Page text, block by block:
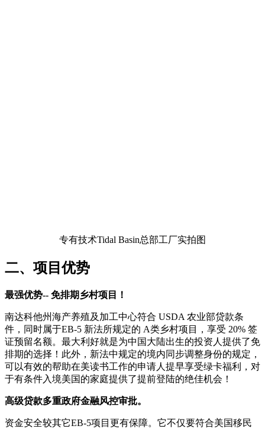
专有技术Tidal Basin总部工厂实拍图
二、项目优势
最强优势-- 免排期乡村项目！
南达科他州海产养殖及加工中心符合 USDA 农业部贷款条
件，同时属于EB-5 新法所规定的 A类乡村项目，享受 20% 签
证预留名额。最大利好就是为中国大陆出生的投资人提供了免
排期的选择！此外，新法中规定的境内同步调整身份的规定，
可以有效的帮助在美读书工作的申请人提早享受绿卡福利，对
于有条件入境美国的家庭提供了提前登陆的绝佳机会！
高级贷款多重政府金融风控审批。
资金安全较其它EB-5项目更有保障。它不仅要符合美国移民